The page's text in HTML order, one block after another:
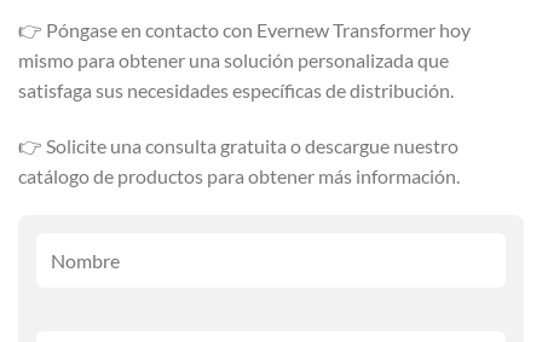
👉 Póngase en contacto con Evernew Transformer hoy
mismo para obtener una solución personalizada que
satisfaga sus necesidades específicas de distribución.
👉 Solicite una consulta gratuita o descargue nuestro
catálogo de productos para obtener más información.